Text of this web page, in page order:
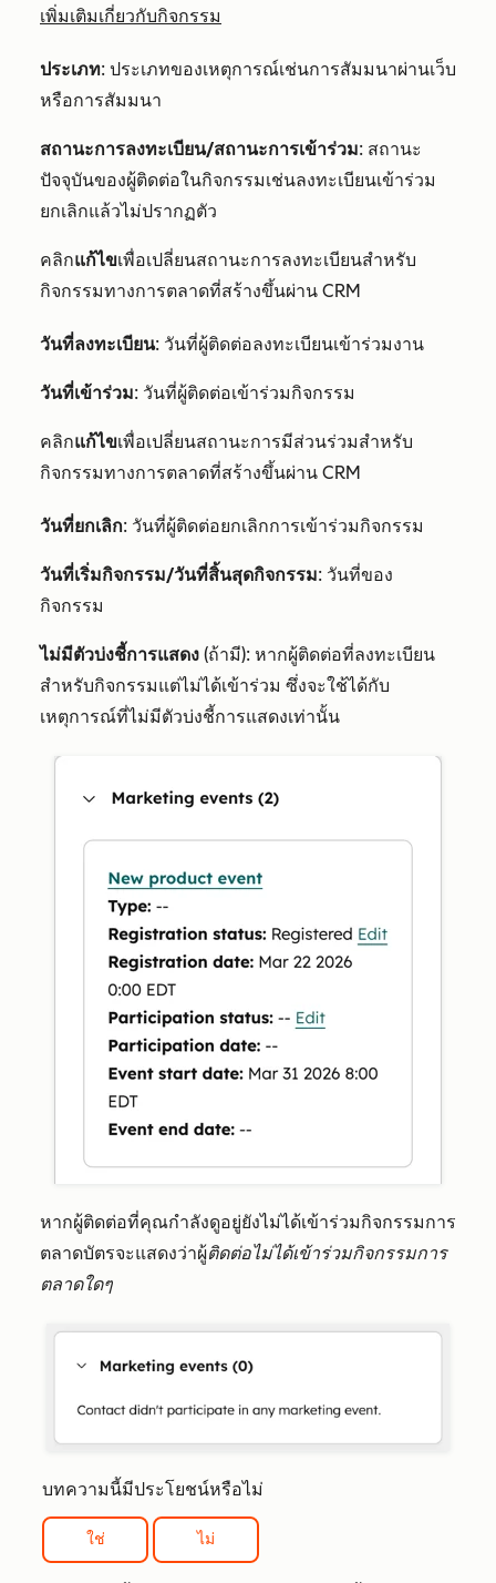
เพิ่มเติมเกี่ยวกับกิจกรรม
ประเภท: ประเภทของเหตุการณ์เช่นการสัมมนาผ่านเว็บ
หรือการสัมมนา
สถานะการลงทะเบียน/สถานะการเข้าร่วม: สถานะ
ปัจจุบันของผู้ติดต่อในกิจกรรมเช่นลงทะเบียนเข้าร่วม
ยกเลิกแล้วไม่ปรากฏตัว
คลิกแก้ไขเพื่อเปลี่ยนสถานะการลงทะเบียนสำหรับ
กิจกรรมทางการตลาดที่สร้างขึ้นผ่าน CRM
วันที่ลงทะเบียน: วันที่ผู้ติดต่อลงทะเบียนเข้าร่วมงาน
วันที่เข้าร่วม: วันที่ผู้ติดต่อเข้าร่วมกิจกรรม
คลิกแก้ไขเพื่อเปลี่ยนสถานะการมีส่วนร่วมสำหรับ
กิจกรรมทางการตลาดที่สร้างขึ้นผ่าน CRM
วันที่ยกเลิก: วันที่ผู้ติดต่อยกเลิกการเข้าร่วมกิจกรรม
วันที่เริ่มกิจกรรม/วันที่สิ้นสุดกิจกรรม: วันที่ของ
กิจกรรม
ไม่มีตัวบ่งชี้การแสดง (ถ้ามี): หากผู้ติดต่อที่ลงทะเบียน
สำหรับกิจกรรมแต่ไม่ได้เข้าร่วม ซึ่งจะใช้ได้กับ
เหตุการณ์ที่ไม่มีตัวบ่งชี้การแสดงเท่านั้น
หากผู้ติดต่อที่คุณกำลังดูอยู่ยังไม่ได้เข้าร่วมกิจกรรมการ
ตลาดบัตรจะแสดงว่าผู้ติดต่อไม่ได้เข้าร่วมกิจกรรมการ
ตลาดใดๆ
บทความนี้มีประโยชน์หรือไม่
ใช่ ไม่